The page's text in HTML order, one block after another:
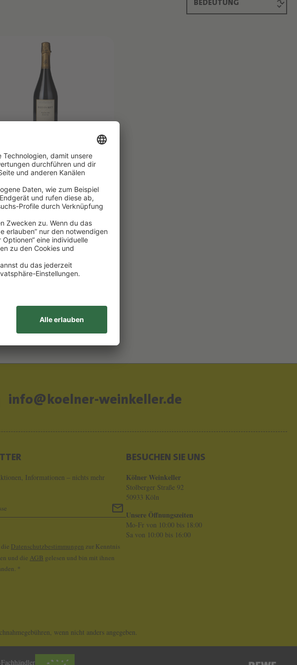
LIMITIERT
CRU MILLÉSIME
l(664,00 €/1l) *
€
info@koelner-weinkeller.de
Informationen – nichts mehr
Datenschutzbestimmungen zur Kenntnis
und die AGB gelesen und bin mit ihnen
*
BESUCHEN SIE UNS
Kölner Weinkeller
Stolberger Straße 92
50933 Köln
Unsere Öffnungszeiten
Mo-Fr von 10:00 bis 18:00
Sa von 10:00 bis 16:00
wenn nicht anders angegeben.